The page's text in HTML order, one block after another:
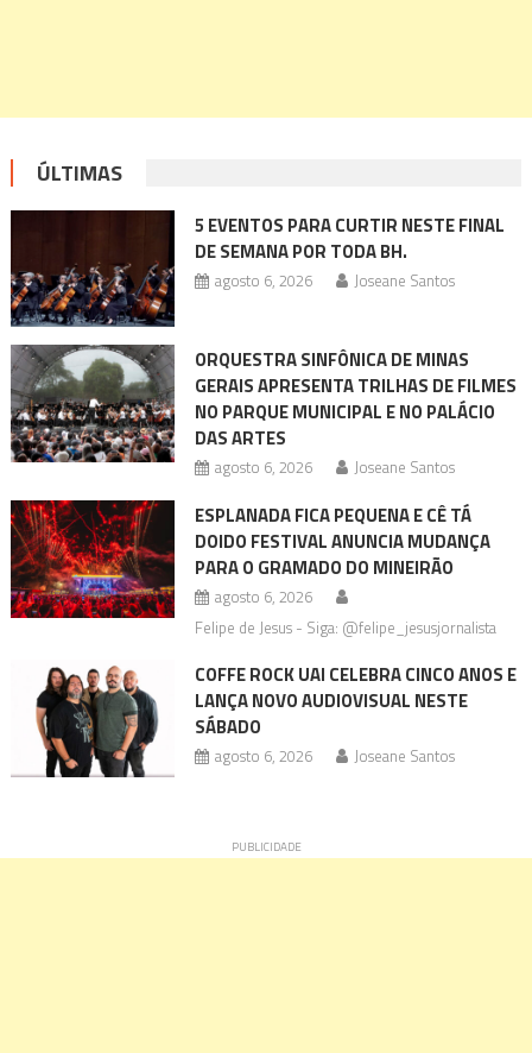
ÚLTIMAS
5 EVENTOS PARA CURTIR NESTE FINAL
DE SEMANA POR TODA BH.
agosto 6, 2026 Joseane Santos
ORQUESTRA SINFÔNICA DE MINAS
GERAIS APRESENTA TRILHAS DE FILMES
NO PARQUE MUNICIPAL E NO PALÁCIO
DAS ARTES
agosto 6, 2026 Joseane Santos
ESPLANADA FICA PEQUENA E CÊ TÁ
DOIDO FESTIVAL ANUNCIA MUDANÇA
PARA O GRAMADO DO MINEIRÃO
agosto 6, 2026
Felipe de Jesus - Siga: @felipe_jesusjornalista
COFFE ROCK UAI CELEBRA CINCO ANOS E
LANÇA NOVO AUDIOVISUAL NESTE
SÁBADO
agosto 6, 2026 Joseane Santos